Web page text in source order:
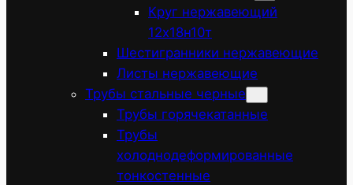
Круг нержавеющий
12х18н10т
Шестигранники нержавеющие
Листы нержавеющие
Трубы стальные черные
Трубы горячекатанные
Трубы
холоднодеформированные
тонкостенные